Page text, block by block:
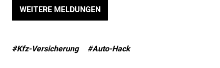
WEITERE MELDUNGEN
#Kfz-Versicherung #Auto-Hack